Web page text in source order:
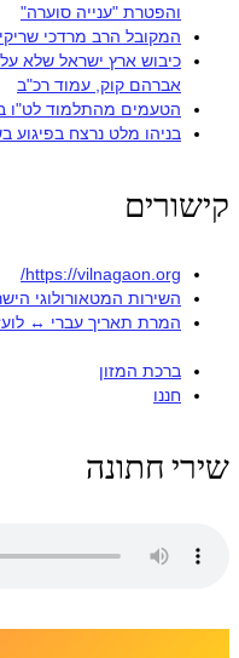
והפטרת "ענייה סוערה"
המקובל הרב מרדכי שריקי בירך
כיבוש ארץ ישראל שלא על ידי
אברהם קוק, עמוד רכ"ב
הטעמים מהתלמוד לט"ו באב
בניהו מלט נרצח בפיגוע בשומרון
https://vilnagaon.org/
השירות המטאורולוגי הישראלי
המרת תאריך עברי ↔ לועזי
ברכת המזון
חתונה